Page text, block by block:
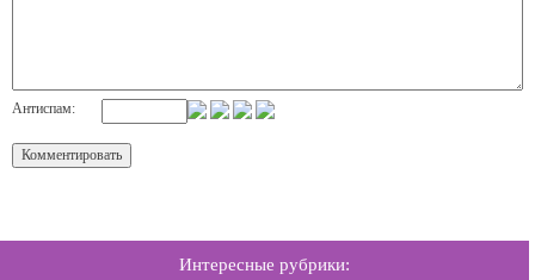
Антиспам:
Интересные рубрики: